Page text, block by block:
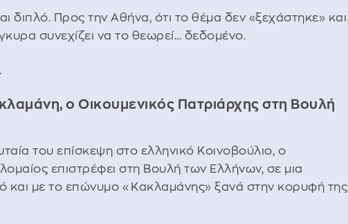
διπλό. Προς την Αθήνα, ότι το θέμα δεν «ξεχάστηκε» και
συνεχίζει να το θεωρεί… δεδομένο.
ο Οικουμενικός Πατριάρχης στη Βουλή
του επίσκεψη στο ελληνικό Κοινοβούλιο, ο
επιστρέφει στη Βουλή των Ελλήνων, σε μια
και με το επώνυμο «Κακλαμάνης» ξανά στην κορυφή της